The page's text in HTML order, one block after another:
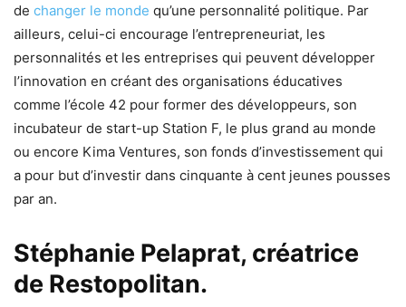
de changer le monde qu’une personnalité politique. Par
ailleurs, celui-ci encourage l’entrepreneuriat, les
personnalités et les entreprises qui peuvent développer
l’innovation en créant des organisations éducatives
comme l’école 42 pour former des développeurs, son
incubateur de start-up Station F, le plus grand au monde
ou encore Kima Ventures, son fonds d’investissement qui
a pour but d’investir dans cinquante à cent jeunes pousses
par an.
Stéphanie Pelaprat, créatrice
de Restopolitan.